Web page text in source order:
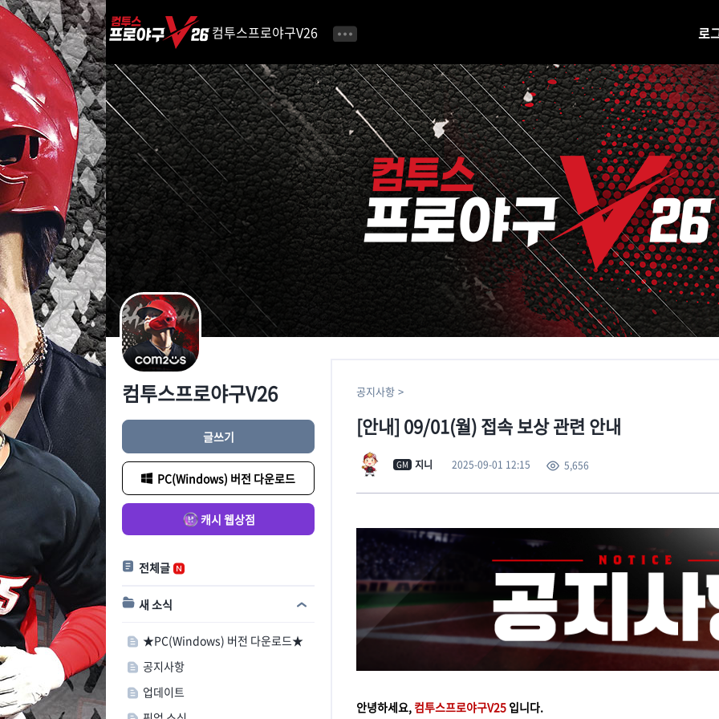
i
p
C
o
n
t
e
n
t
컴투스프로야구V26
공지사항 업데이트 진행 중 이벤트 H캐시 웹상점 바로가기
로
컴투스프로야구V26
글쓰기
PC(Windows) 버전 다운로드
캐시 웹상점
전체글
새 소식
★PC(Windows) 버전 다운로드★
공지사항
업데이트
공지사항
[안내] 09/01(월) 접속 보상 관련 안내
GM 지니 2025-09-01 12:15 5,656
안녕하세요, 컴투스프로야구V25 입니다.